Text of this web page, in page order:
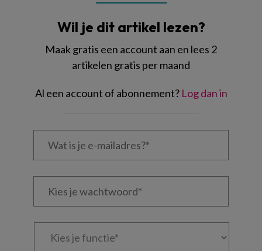
Wil je dit artikel lezen?
Maak gratis een account aan en lees 2
artikelen gratis per maand
Al een account of abonnement? Log dan in
Wat
Kies
Kies